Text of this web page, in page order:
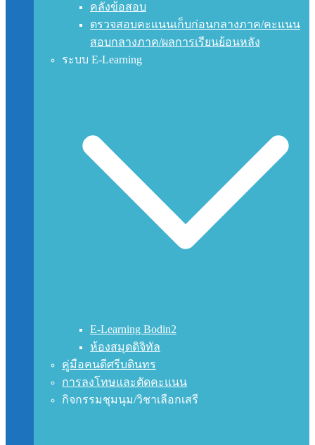
คลังข้อสอบ
ตรวจสอบคะแนนเก็บก่อนกลางภาค/คะแนน
สอบกลางภาค/ผลการเรียนย้อนหลัง
ระบบ E-Learning
E-Learning Bodin2
ห้องสมุดดิจิทัล
คู่มือคนดีศรีบดินทร
การลงโทษและตัดคะแนน
กิจกรรมชุมนุม/วิชาเลือกเสรี